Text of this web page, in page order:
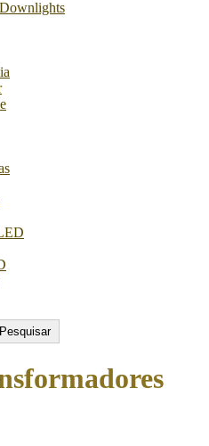
Pesquisar